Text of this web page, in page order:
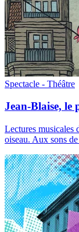
Spectacle - Théâtre
Jean-Blaise, le
Lectures musicales
oiseau. Aux sons